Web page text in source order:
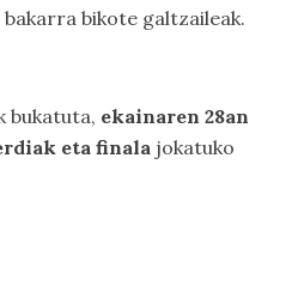
bikote galtzaileak.
bukatuta, ekainaren 28an
eta finala jokatuko